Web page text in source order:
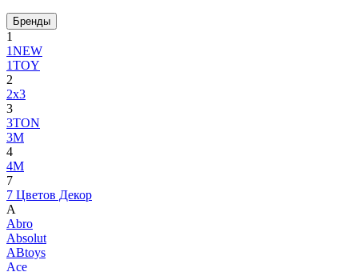
Бренды
1
1NEW
1TOY
2
2x3
3
3TON
3М
4
4M
7
7 Цветов Декор
A
Abro
Absolut
ABtoys
Ace